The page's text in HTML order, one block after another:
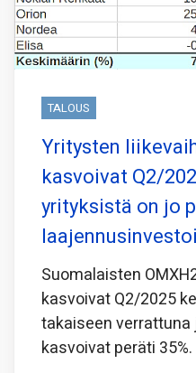
TALOUS
Yritysten
kasvoivat Q2/
yrityksistä on jo
Suomalaisten
kasvoivat Q2/2025
takaiseen verrattuna
kasvoivat peräti 35%.